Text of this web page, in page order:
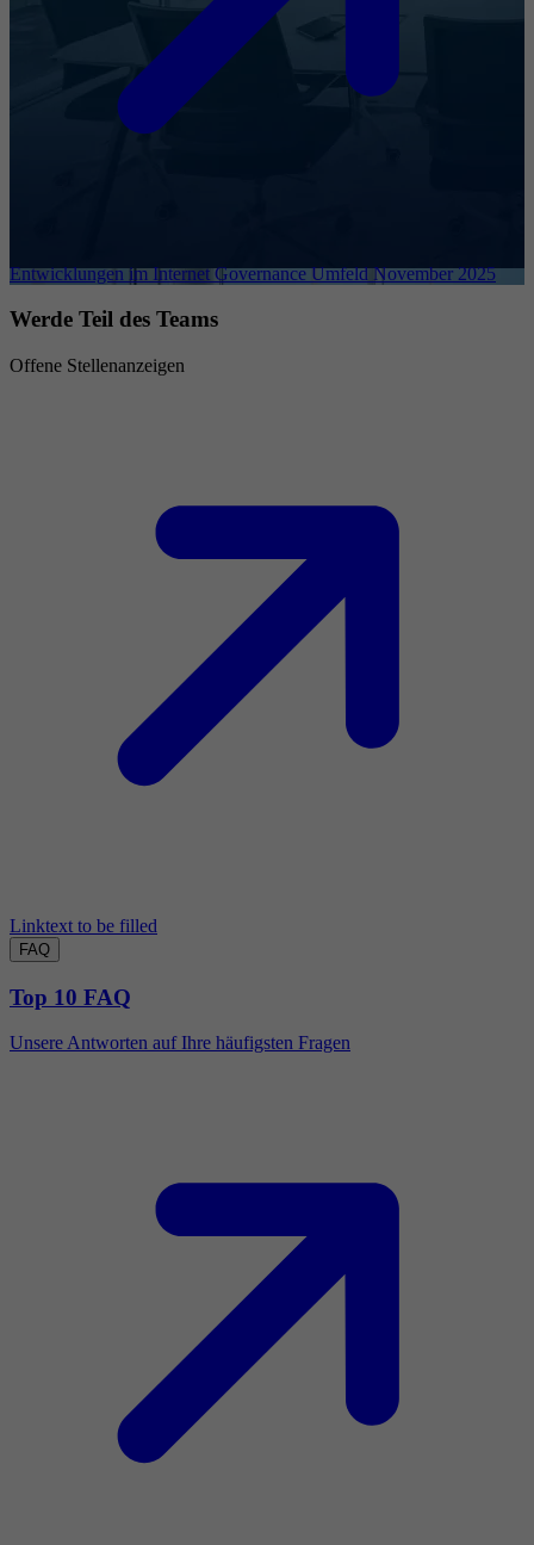
Entwicklungen im Internet Governance Umfeld November 2025
Werde Teil des Teams
Offene Stellenanzeigen
Linktext to be filled
FAQ
Top 10 FAQ
Unsere Antworten auf Ihre häufigsten Fragen